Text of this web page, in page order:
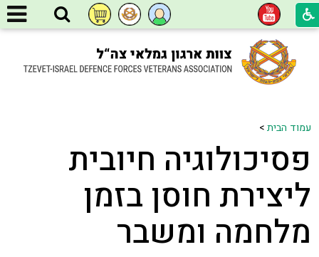
עמוד הבית>
פסיכולוגיה חיובית
ליצירת חוסן בזמן
מלחמה ומשבר